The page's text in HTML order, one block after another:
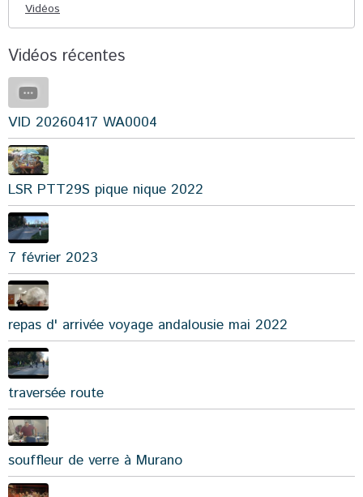
Vidéos
Vidéos récentes
VID 20260417 WA0004
LSR PTT29S pique nique 2022
7 février 2023
repas d' arrivée voyage andalousie mai 2022
traversée route
souffleur de verre à Murano